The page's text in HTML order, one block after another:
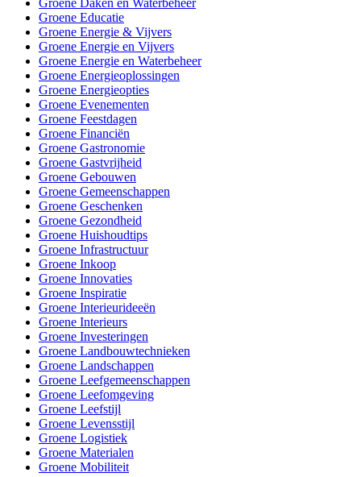
Groene Daken en Waterbeheer
Groene Educatie
Groene Energie & Vijvers
Groene Energie en Vijvers
Groene Energie en Waterbeheer
Groene Energieoplossingen
Groene Energieopties
Groene Evenementen
Groene Feestdagen
Groene Financiën
Groene Gastronomie
Groene Gastvrijheid
Groene Gebouwen
Groene Gemeenschappen
Groene Geschenken
Groene Gezondheid
Groene Huishoudtips
Groene Infrastructuur
Groene Inkoop
Groene Innovaties
Groene Inspiratie
Groene Interieurideeën
Groene Interieurs
Groene Investeringen
Groene Landbouwtechnieken
Groene Landschappen
Groene Leefgemeenschappen
Groene Leefomgeving
Groene Leefstijl
Groene Levensstijl
Groene Logistiek
Groene Materialen
Groene Mobiliteit